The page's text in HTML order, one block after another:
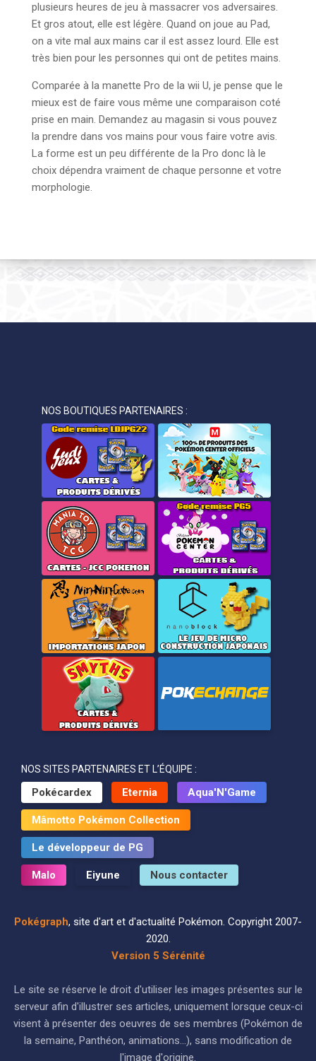
plusieurs heures de jeu à massacrer vos adversaires.
Et gros atout, elle est légère. Quand on joue au Pad,
on a vite mal aux mains car il est assez lourd. Elle est
très bien pour les personnes qui ont de petites mains.
Comparée à la manette Pro de la wii U, je pense que le
mieux est de faire vous même une comparaison coté
prise en main. Demandez au magasin si vous pouvez
la prendre dans vos mains pour vous faire votre avis.
La forme est un peu différente de la Pro donc là le
choix dépendra vraiment de chaque personne et votre
morphologie.
NOS BOUTIQUES PARTENAIRES :
NOS SITES PARTENAIRES ET L’ÉQUIPE :
Pokécardex Eternia Aqua'N'Game
Mâmotto Pokémon Collection
Le développeur de PG
Malo Eiyune Nous contacter
Pokégraph, site d'art et d'actualité Pokémon. Copyright 2007-
2020.
Version 5 Sérénité
Le site se réserve le droit d'utiliser les images présentes sur le
serveur afin d'illustrer ses articles, uniquement lorsque ceux-ci
visent à présenter des oeuvres de ses membres (Pokémon de
la semaine, Panthéon, animations...), sans modification de
l'image d'origine.